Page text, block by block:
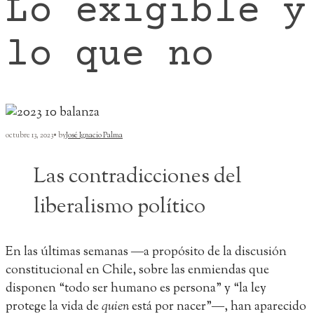
Lo exigible y
lo que no
octubre 13, 2023•byJosé Ignacio Palma
Las contradicciones del
liberalismo político
En las últimas semanas ―a propósito de la discusión
constitucional en Chile, sobre las enmiendas que
disponen “todo ser humano es persona” y “la ley
protege la vida dequienestá por nacer”―, han aparecido